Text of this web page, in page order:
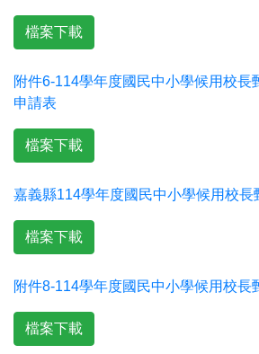
檔案下載
附件6-114學年度國民中小學候用校長
申請表
檔案下載
嘉義縣114學年度國民中小學候用校長
檔案下載
附件8-114學年度國民中小學候用校長
檔案下載